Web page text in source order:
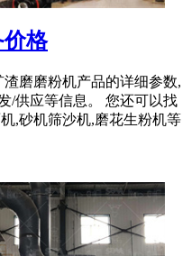
格
磨磨粉机产品的详细参数,
/供应等信息。 您还可以找
,砂机筛沙机,磨花生粉机等